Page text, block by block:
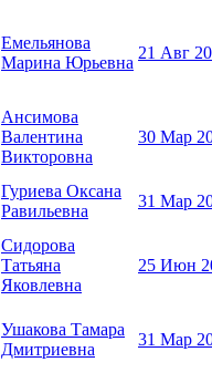
Емельянова
Марина Юрьевна
21 Авг
Ансимова
Валентина
Викторовна
30 Мар
Гуриева Оксана
Равильевна
31 Мар
Сидорова
Татьяна
Яковлевна
25 Июн
Ушакова Тамара
Дмитриевна
31 Мар